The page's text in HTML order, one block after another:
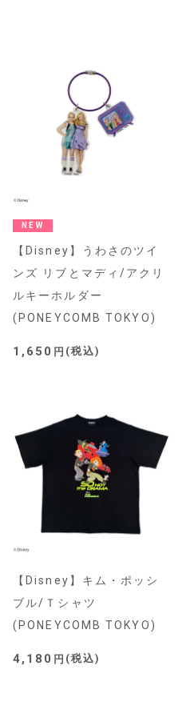
NEW
【Disney】うわさのツイ
ンズ リブとマディ/アクリ
ルキーホルダー
(PONEYCOMB TOKYO)
1,650 税込
【Disney】キム・ポッシ
ブル/Ｔシャツ
(PONEYCOMB TOKYO)
4,180 税込